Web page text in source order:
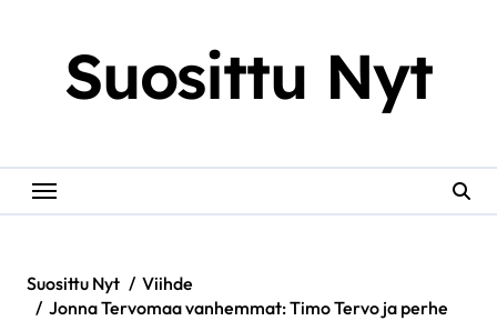
Suosittu Nyt
Suosittu Nyt
Viihde
Jonna Tervomaa vanhemmat: Timo Tervo ja perhe